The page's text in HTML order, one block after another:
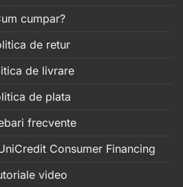
cumpar?
de retur
de livrare
de plata
frecvente
Consumer Financing
video